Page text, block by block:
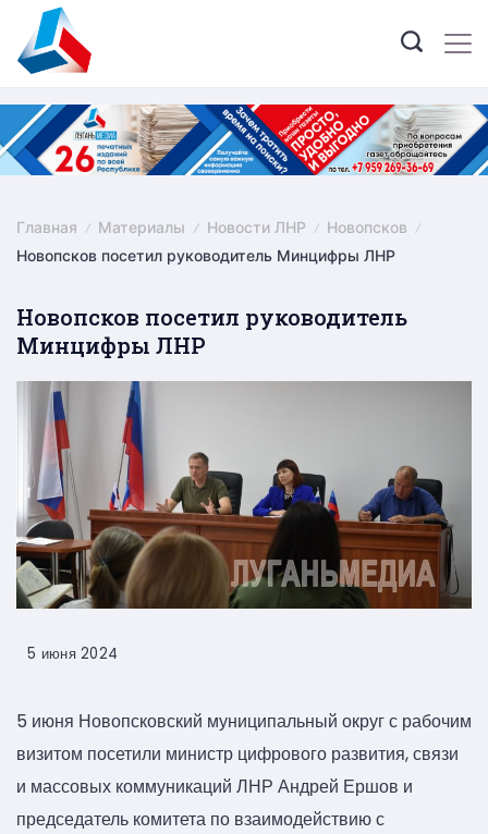
content
Главная Материалы Новости ЛНР
Новопсков
Новопсков посетил руководитель Минцифры ЛНР
Новопсков посетил руководитель
Минцифры ЛНР
5 июня 2024
5 июня Новопсковский муниципальный округ с рабочим
визитом посетили министр цифрового развития, связи
и массовых коммуникаций ЛНР Андрей Ершов и
председатель комитета по взаимодействию с